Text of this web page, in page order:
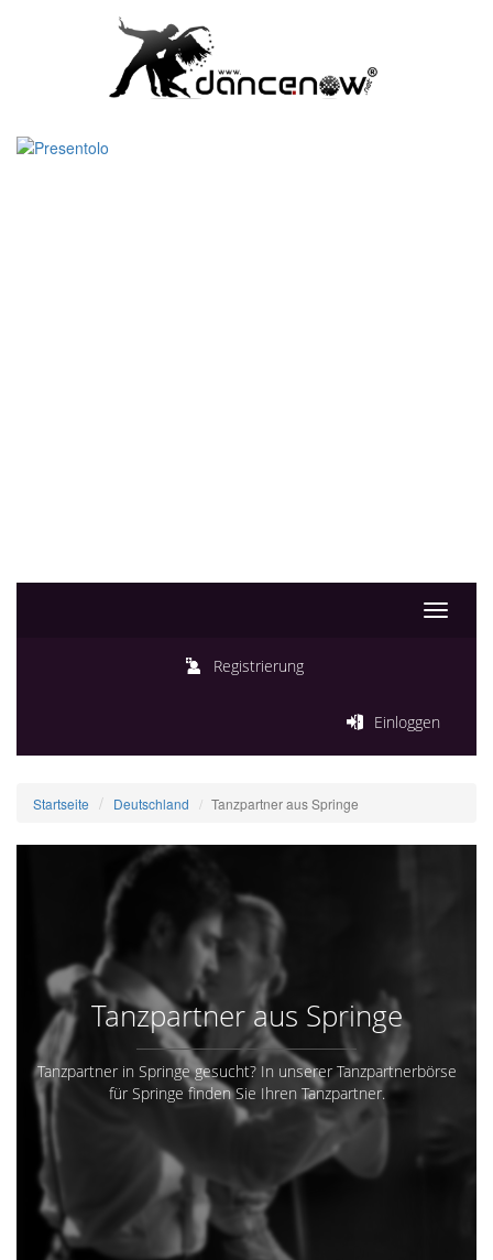
Toggle
Registrierung
Einloggen
Startseite Deutschland Tanzpartner aus Springe
Tanzpartner aus Springe
Tanzpartner in Springe gesucht? In unserer Tanzpartnerbörse
für Springe finden Sie Ihren Tanzpartner.